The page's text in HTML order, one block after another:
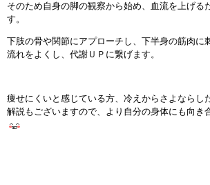
そのため自身の脚の観察から始め、血流を上げる
す。
下肢の骨や関節にアプローチし、下半身の筋肉に
流れをよくし、代謝ＵＰに繋げます。
痩せにくいと感じている方、冷えからさよならし
解説もございますので、より自分の身体にも向き